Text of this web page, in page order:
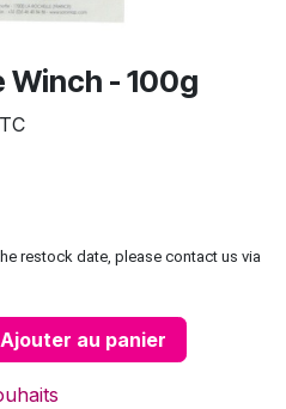
Winch - 100g
restock date, please contact us via
Ajouter au panier